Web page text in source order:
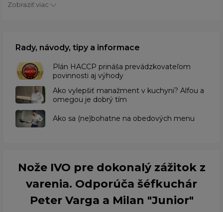
Zobraziť viac
Rady, návody, tipy a informace
​Plán HACCP prináša prevádzkovateľom
povinnosti aj výhody
Ako vylepšiť manažment v kuchyni? Alfou a
omegou je dobrý tím
​Ako sa (ne)bohatne na obedových menu
Nože IVO pre dokonalý zážitok z
varenia. Odporúča šéfkuchár
Peter Varga a Milan "Junior"